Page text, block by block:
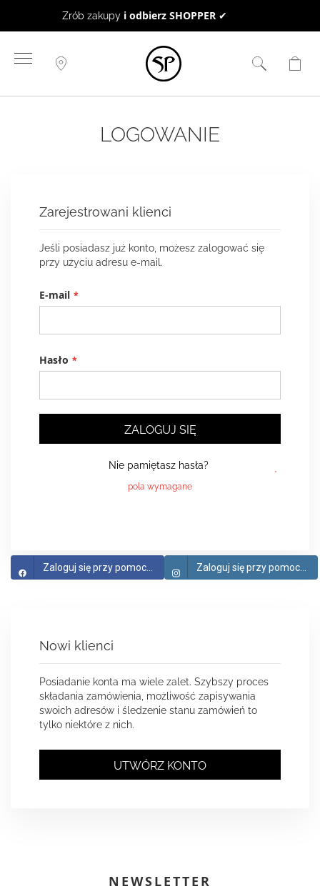
BON UPOMINKOWYto doskonały pomysł na prezent ☻
do
treści
LOGOWANIE
Zarejestrowani klienci
Jeśli posiadasz już konto, możesz zalogować się
przy użyciu adresu e-mail.
E-mail
Hasło
ZALOGUJ SIĘ
Nie pamiętasz hasła?
Zaloguj się przy pomocy Facebook Zaloguj się przy pomocy Instagram
Nowi klienci
Posiadanie konta ma wiele zalet. Szybszy proces
składania zamówienia, możliwość zapisywania
swoich adresów i śledzenie stanu zamówień to
tylko niektóre z nich.
UTWÓRZ KONTO
NEWSLETTER